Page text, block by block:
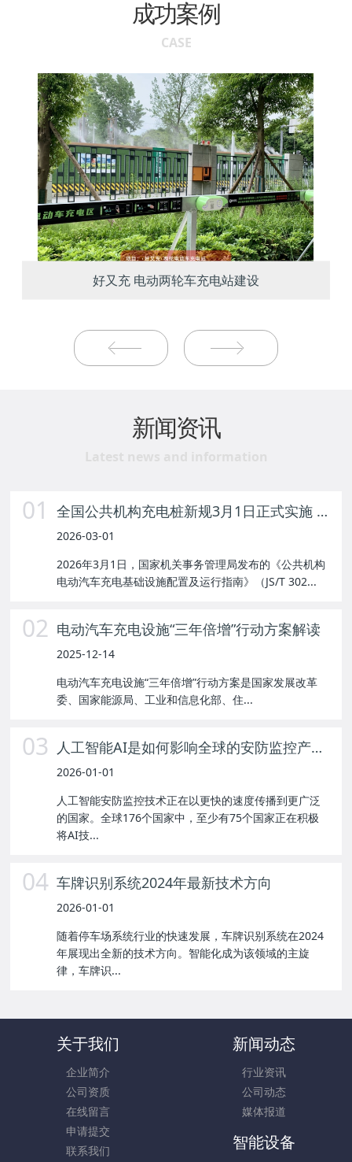
成功案例
CASE
好又充 电动两轮车充电站建设
新闻资讯
01 全国公共机构充电桩新规3月1日正式实施 惠及千万新能源车主
2026-03-01
2026年3月1日，国家机关事务管理局发布的《公共机构
电动汽车充电基础设施配置及运行指南》（JS/T 302...
02 电动汽车充电设施“三年倍增”行动方案解读
2025-12-14
电动汽车充电设施“三年倍增”行动方案是国家发展改革
委、国家能源局、工业和信息化部、住...
03 人工智能AI是如何影响全球的安防监控产业？
2026-01-01
人工智能安防监控技术正在以更快的速度传播到更广泛
的国家。全球176个国家中，至少有75个国家正在积极
将AI技...
04 车牌识别系统2024年最新技术方向
2026-01-01
随着停车场系统行业的快速发展，车牌识别系统在2024
年展现出全新的技术方向。智能化成为该领域的主旋
律，车牌识...
关于我们
企业简介
公司资质
在线留言
申请提交
联系我们
新闻动态
行业资讯
公司动态
媒体报道
智能设备